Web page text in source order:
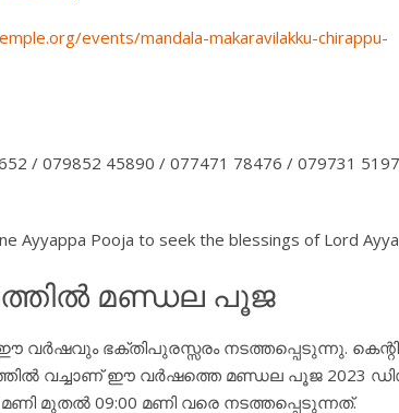
events/mandala-makaravilakku-chirappu-
/ 079852 45890 / 077471 78476 / 079731
Ayyappa Pooja to seek the blessings of Lord
മണ്ഡല പൂജ
ഭക്തിപുരസ്സരം നടത്തപ്പെടുന്നു.
വച്ചാണ് ഈ വർഷത്തെ മണ്ഡല പൂജ 2023
മുതൽ 09:00 മണി വരെ നടത്തപ്പെടുന്നത്.